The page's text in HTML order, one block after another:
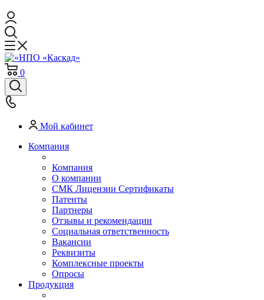
0
Мой кабинет
Компания
Компания
О компании
СМК Лицензии Сертификаты
Патенты
Партнеры
Отзывы и рекомендации
Социальная ответственность
Вакансии
Реквизиты
Комплексные проекты
Опросы
Продукция